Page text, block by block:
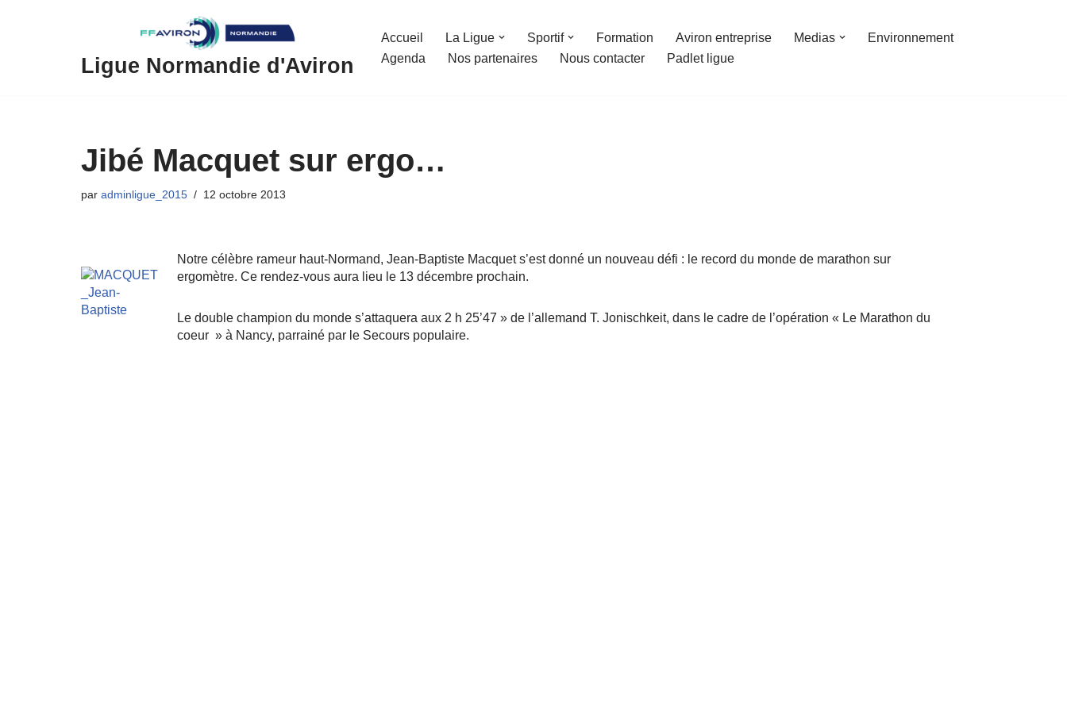
Ligue Normandie d'Aviron
Accueil La Ligue Sportif Formation Aviron entreprise Medias
Environnement
Agenda
Nos partenaires Nous contacter Padlet ligue
Jibé Macquet sur ergo…
par adminligue_2015 12 octobre 2013
Notre célèbre rameur haut-Normand, Jean-Baptiste Macquet s’est donné un nouveau défi : le record du monde de marathon sur
ergomètre. Ce rendez-vous aura lieu le 13 décembre prochain.
Le double champion du monde s’attaquera aux 2 h 25’47 » de l’allemand T. Jonischkeit, dans le cadre de l’opération « Le Marathon du
coeur » à Nancy, parrainé par le Secours populaire.